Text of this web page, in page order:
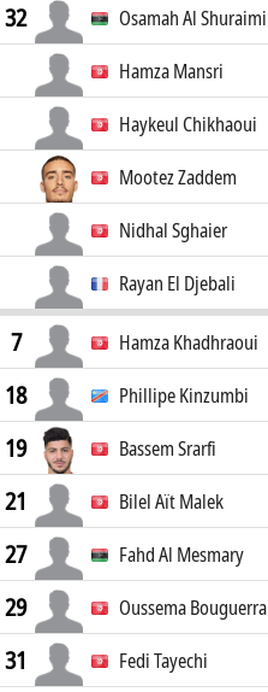
32 Osamah Al Shuraimi
Hamza Mansri
Haykeul Chikhaoui
Mootez Zaddem
Nidhal Sghaier
Rayan El Djebali
7 Hamza Khadhraoui
18 Phillipe Kinzumbi
19 Bassem Srarfi
21 Bilel Aït Malek
27 Fahd Al Mesmary
29 Oussema Bouguerra
31 Fedi Tayechi